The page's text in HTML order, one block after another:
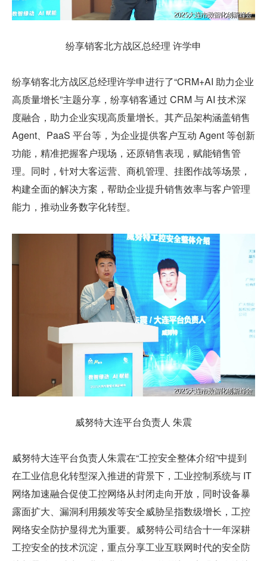
纷享销客北方战区总经理 许学申
纷享销客北方战区总经理许学申进行了“CRM+AI 助力企业
高质量增长”主题分享，纷享销客通过 CRM 与 AI 技术深
度融合，助力企业实现高质量增长。其产品架构涵盖销售
Agent、PaaS 平台等，为企业提供客户互动 Agent 等创新
功能，精准把握客户现场，还原销售表现，赋能销售管
理。同时，针对大客运营、商机管理、挂图作战等场景，
构建全面的解决方案，帮助企业提升销售效率与客户管理
能力，推动业务数字化转型。
威努特大连平台负责人 朱震
威努特大连平台负责人朱震在“工控安全整体介绍”中提到
在工业信息化转型深入推进的背景下，工业控制系统与 IT
网络加速融合促使工控网络从封闭走向开放，同时设备暴
露面扩大、漏洞利用频发等安全威胁呈指数级增长，工控
网络安全防护显得尤为重要。威努特公司结合十一年深耕
工控安全的技术沉淀，重点分享工业互联网时代的安全防